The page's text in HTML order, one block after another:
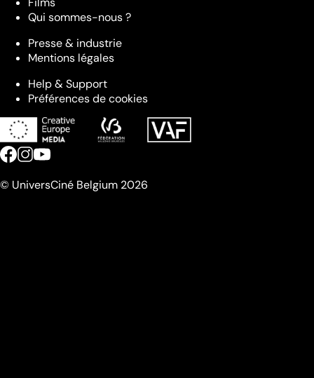
Qui sommes-nous ?
Presse & industrie
Mentions légales
Help & Support
Préférences de cookies
© UniversCiné Belgium 2026